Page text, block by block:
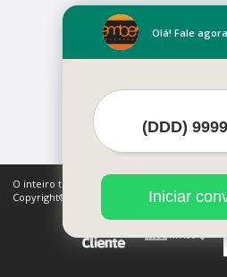
Empresa
Missão
Mapa do
O inteiro teor deste site está sujeito à
Copyright© Amber Produções (Lei 9610 de
Olá! Fale
Iniciar